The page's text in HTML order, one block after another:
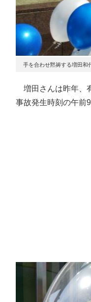
手を合わせ黙祷する増田和
増田さんは昨年、
事故発生時刻の午前